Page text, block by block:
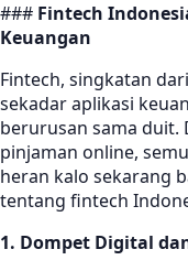
### Fintech
Keuangan
Fintech, singkatan
sekadar aplikasi
berurusan sama duit.
pinjaman online,
heran kalo sekarang
tentang fintech
1. Dompet Digital